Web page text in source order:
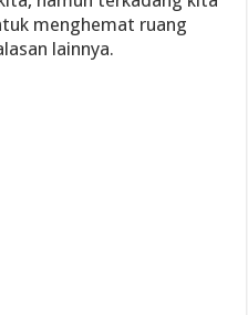
menghemat ruang
lainnya.